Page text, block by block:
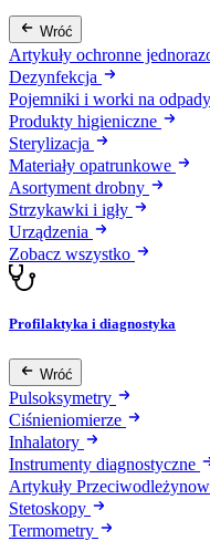
Wróć
Artykuły ochronne
Dezynfekcja
Pojemniki i worki na odpady
Produkty higieniczne
Sterylizacja
Materiały opatrunkowe
Asortyment drobny
Strzykawki i igły
Urządzenia
Zobacz wszystko
Profilaktyka i diagnostyka
Wróć
Pulsoksymetry
Ciśnieniomierze
Inhalatory
Instrumenty diagnostyczne
Artykuły
Stetoskopy
Termometry